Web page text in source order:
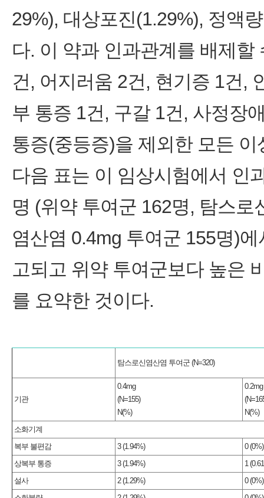
29%), 대상포진(1.29%), 정액
다. 이 약과 인과관계를 배제
건, 어지러움 2건, 현기증 1건,
부 통증 1건, 구갈 1건, 사정장
통증(중등증)을 제외한 모든
다음 표는 이 임상시험에서 인
명 (위약 투여군 162명, 탐스
염산염 0.4mg 투여군 155명)
고되고 위약 투여군보다 높은
를 요약한 것이다.
탐스로신염산염 투여군 (N=320)
기관
0.4mg
(N=155)
N(%)
0.2mg
N(%)
소화기계
복부 불편감
3 (1.94%)
0 (0%)
상복부 통증
3 (1.94%)
1
설사
2 (1.29%)
0 (0%)